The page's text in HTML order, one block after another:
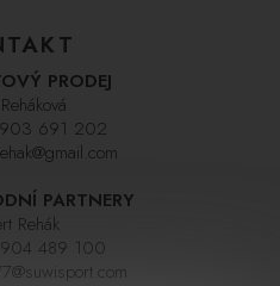
PRODEJ
691 202
PARTNERY
Rehák
489 100